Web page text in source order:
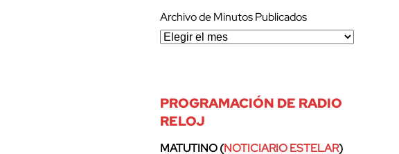
Archivo de Minutos Publicados
PROGRAMACIÓN DE RADIO
RELOJ
MATUTINO (NOTICIARIO ESTELAR)